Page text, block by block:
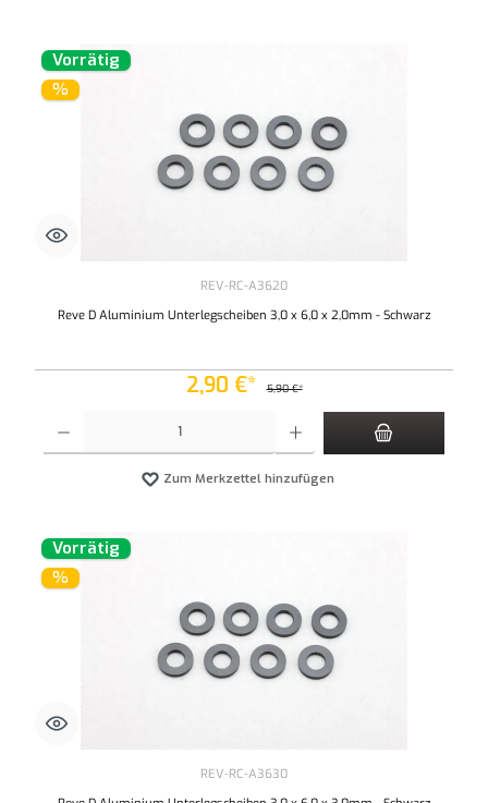
Vorrätig
%
REV-RC-A3620
Reve D Aluminium Unterlegscheiben 3,0 x 6,0 x 2,0mm - Schwarz
2,90 €* 5,90 €*
Produkt Anzahl: Gib den gewünschten Wert ein oder benutze die Schaltflächen um die
Zum Merkzettel hinzufügen
Vorrätig
%
REV-RC-A3630